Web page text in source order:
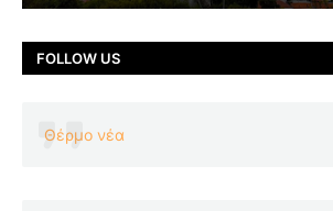
FOLLOW US
Θέρμο νέα